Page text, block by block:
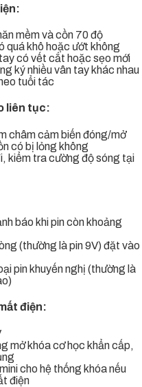
mềm và cồn 70 độ
quá khô hoặc ướt không
có vết cắt hoặc sẹo mới
ký nhiều vân tay khác nhau
tuổi tác
liên tục:
châm cảm biến đóng/mở
có bị lỏng không
kiểm tra cường độ sóng tại
báo khi pin còn khoảng
(thường là pin 9V) đặt vào
pin khuyến nghị (thường là
điện:
mở khóa cơ học khẩn cấp,
cho hệ thống khóa nếu
điện